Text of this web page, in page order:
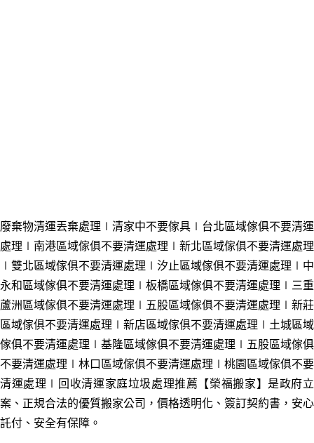
廢棄物清運丟棄處理∣清家中不要傢具 ∣台北區域傢俱不要清運
處理 ∣南港區域傢俱不要清運處理 ∣新北區域傢俱不要清運處理
∣雙北區域傢俱不要清運處理 ∣汐止區域傢俱不要清運處理 ∣中
永和區域傢俱不要清運處理 ∣板橋區域傢俱不要清運處理 ∣三重
蘆洲區域傢俱不要清運處理 ∣五股區域傢俱不要清運處理 ∣新莊
區域傢俱不要清運處理 ∣新店區域傢俱不要清運處理 ∣土城區域
傢俱不要清運處理 ∣基隆區域傢俱不要清運處理 ∣五股區域傢俱
不要清運處理 ∣林口區域傢俱不要清運處理 ∣桃園 區域傢俱不要
清運處理 ∣回收清運家庭垃圾處理推薦【榮福搬家】是政府立
案、正規合法的優質搬家公司，價格透明化、簽訂契約書，安心
託付、安全有保障。